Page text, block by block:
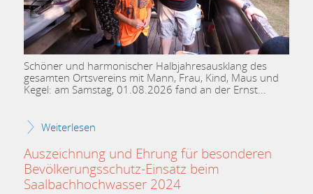
Schöner und harmonischer Halbjahresausklang des
gesamten Ortsvereins mit Mann, Frau, Kind, Maus und
Kegel: am Samstag, 01.08.2026 fand an der Ernst
Weiterlesen
Auszeichnung und Ehrung für besonderen
Bevölkerungsschutz-Einsatz beim
Saalbachhochwasser 2024